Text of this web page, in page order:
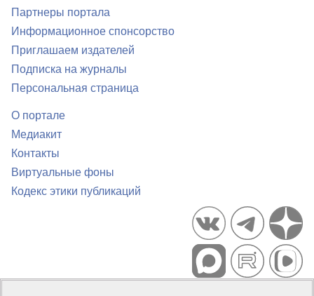
Партнеры портала
Информационное спонсорство
Приглашаем издателей
Подписка на журналы
Персональная страница
О портале
Медиакит
Контакты
Виртуальные фоны
Кодекс этики публикаций